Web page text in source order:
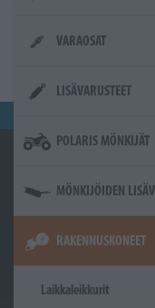
VARAOSAT
LISÄVARUSTEET
POLARIS MÖNKIJÄT
MÖNKIJÖIDEN
RAKENNUSKONEET
Laikkaleikkurit